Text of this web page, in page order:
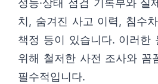
성능·상태 점검 기록부와 실
치, 숨겨진 사고 이력, 침수
책정 등이 있습니다. 이러한
위해 철저한 사전 조사와 꼼
필수적입니다.